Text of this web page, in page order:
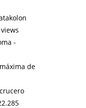
-
de